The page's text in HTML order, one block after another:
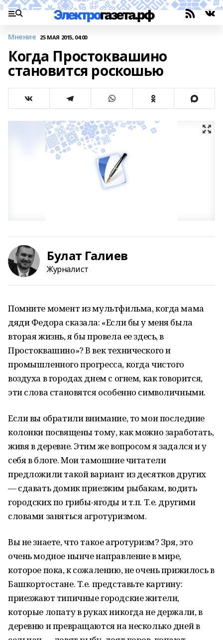
Мнение 25 МАЯ 2015, 04:00
Когда Простоквашино
становится роскошью
Булат Галиев
Журналист
Помните момент из мультфильма, когда мама
дяди Федора сказала: «Если бы у меня была
вторая жизнь, я бы провела ее здесь, в
Простоквашино»? В век технического и
промышленного прогресса, когда чистого
воздуха в городах днем с огнем, как говорится,
эти слова становятся особенно символичными.
Если вы обратили внимание, то мои последние
колонки посвящены тому, как можно заработать,
живя в деревне. Этим же вопросом я задался и у
себя в блоге. Мои тамошние читатели
предложили такой вариант из десятков других
— сдавать домик приезжим рыбакам, водить
городских по грибы-ягоды и т.п. Т.е. другими
словами заняться агротуризмом.
Вы не знаете, что такое агротуризм? Зря, это
очень модное нынче направление в мире,
которое пока, к сожалению, не очень прижилось в
Башкортостане. Т.е. представьте картину:
приезжают типичные городские жители,
которые лопату в руках никогда не держали, в
деревню и превращаются на несколько дней в